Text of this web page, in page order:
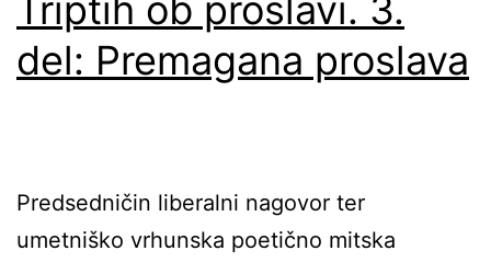
del: Premagana proslava
Predsedničin liberalni nagovor ter
umetniško vrhunska poetično mitska